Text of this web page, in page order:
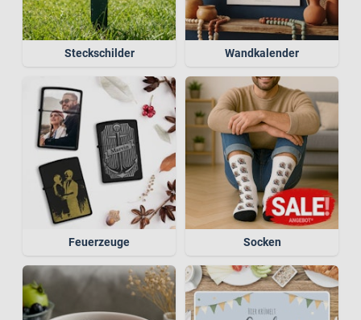
Steckschilder Wandkalender
Feuerzeuge Socken